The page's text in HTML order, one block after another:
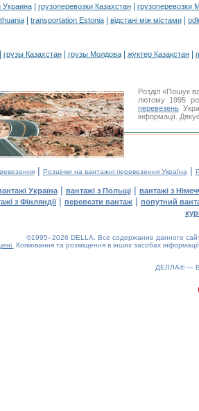
Украина| грузоперевозки Казахстан|
грузоперевозки
| transportation Estonia| відстані між містами|
грузы Казахстан| грузы Молдова| жүктер Қазақстан|
Розділ «Пошук
лютому 1995
перевезень
інформації.
| Розцінки на вантажні перевезення Україна |
Україна| вантажі з Польщі| вантажі з
з Фінляндії| перевезти вантаж | попутний
©1995–2026 DELLA. Все содержание данного
Копіювання та розміщення в інших засобах
ДЕЛЛА® —